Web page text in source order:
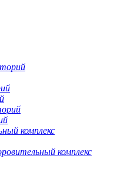
комплекс
комплекс